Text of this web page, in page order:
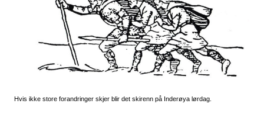
Hvis ikke store forandringer skjer blir det skirenn på Inderøya lørdag.